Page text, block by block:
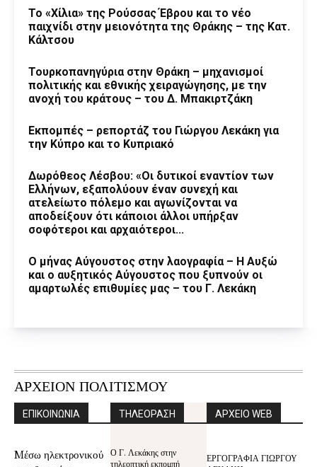
Το «Χίλια» της Ρούσσας Έβρου και το νέο
παιχνίδι στην μειονότητα της Θράκης – της Κατ.
Κάλτσου
Τουρκοπανηγύρια στην Θράκη – μηχανισμοί
πολιτικής και εθνικής χειραγώγησης, με την
ανοχή του κράτους – του Δ. Μπακιρτζάκη
Εκπομπές – ρεπορτάζ του Γιώργου Λεκάκη για
την Κύπρο και το Κυπριακό
Δωρόθεος Λέσβου: «Οι δυτικοί εναντίον των
Ελλήνων, εξαπολύουν έναν συνεχή και
ατελείωτο πόλεμο και αγωνίζονται να
αποδείξουν ότι κάποιοι άλλοι υπήρξαν
σοφότεροι και αρχαιότεροι...
Ο μήνας Αύγουστος στην λαογραφία – Η Αυξώ
και ο αυξητικός Αύγουστος που ξυπνούν οι
αμαρτωλές επιθυμίες μας – του Γ. Λεκάκη
ΑΡΧΕΙΟΝ ΠΟΛΙΤΙΣΜΟΥ
ΕΠΙΚΟΙΝΩΝΙΑ
Mέσω ηλεκτρονικού
ΤΗΛΕΟΡΑΣΗ
Ο Γ. Λεκάκης στην
τηλεοπτική εκπομπή
ΑΡΧΕΙΟ WEB
ΕΡΓΟΓΡΑΦΙΑ ΓΙΩΡΓΟΥ